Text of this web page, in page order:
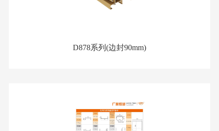
D878系列(边封90mm)